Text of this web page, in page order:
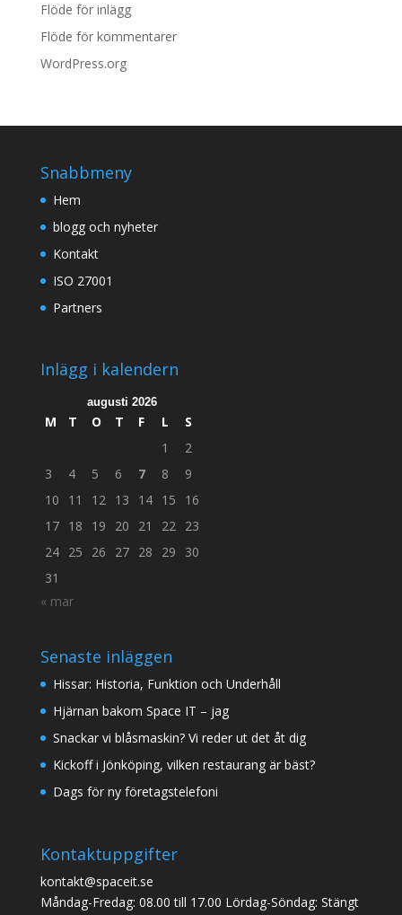
Flöde för inlägg
Flöde för kommentarer
WordPress.org
Snabbmeny
Hem
blogg och nyheter
Kontakt
ISO 27001
Partners
Inlägg i kalendern
augusti 2026
M T O T F L
S
1
2
3
4 5 6 7 8
9
10
11 12 13 14 15
16
17 18 19 20 21 22 23
24 25 26 27 28 29
30
31
« mar
Senaste inläggen
Hissar: Historia, Funktion och Underhåll
Hjärnan bakom Space IT – jag
Snackar vi blåsmaskin? Vi reder ut det åt dig
Kickoff i Jönköping, vilken restaurang är bäst?
Dags för ny företagstelefoni
Kontaktuppgifter
kontakt@spaceit.se
Måndag-Fredag: 08.00 till 17.00 Lördag-Söndag: Stängt